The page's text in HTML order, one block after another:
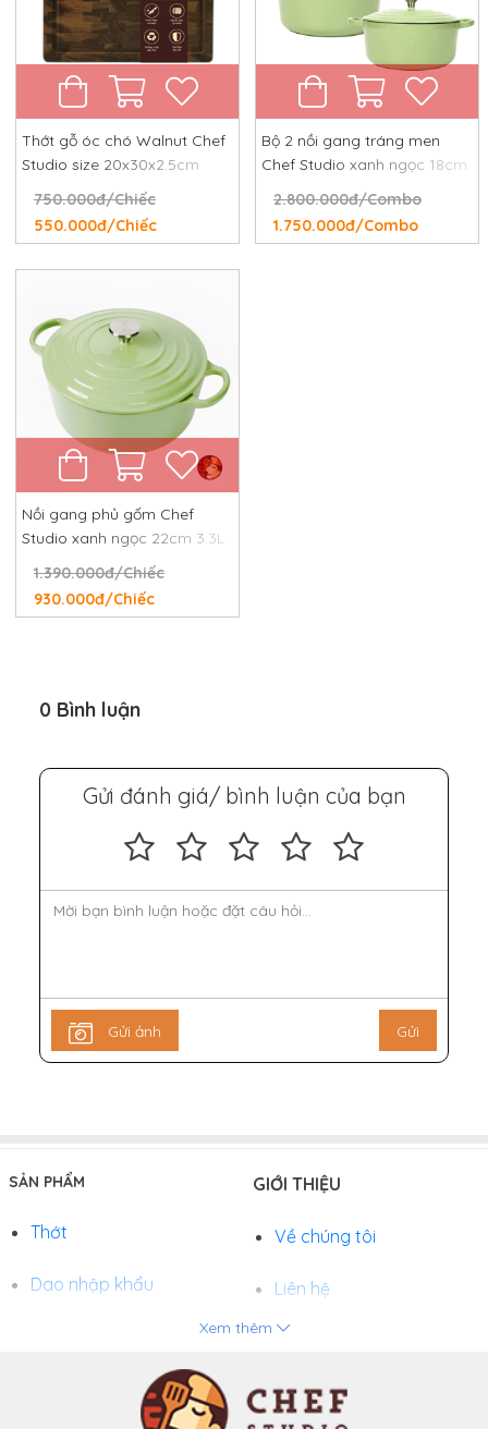
Thớt gỗ óc chó Walnut Chef
Studio size 20x30x2.5cm
750.000đ/Chiếc
550.000đ/Chiếc
Bộ 2 nồi gang tráng men
Chef Studio xanh ngọc 18cm
2.800.000đ/Combo
1.750.000đ/Combo
Nồi gang phủ gốm Chef
Studio xanh ngọc 22cm 3.3L
1.390.000đ/Chiếc
930.000đ/Chiếc
0 Bình luận
Gửi đánh giá/ bình luận của bạn
Gửi ảnh Gửi
SẢN PHẨM
Thớt
Dao nhập khẩu
GIỚI THIỆU
Về chúng tôi
Liên hệ
Tuyển dụng
Xem thêm